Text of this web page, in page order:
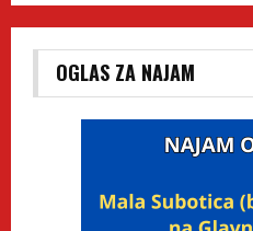
OGLAS ZA NAJAM